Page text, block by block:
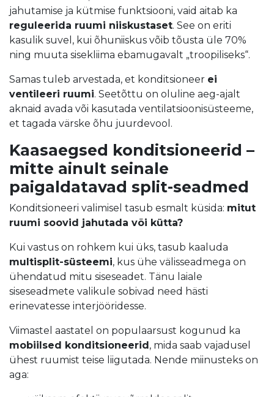
jahutamise ja kütmise funktsiooni, vaid aitab ka
reguleerida ruumi niiskustaset. See on eriti
kasulik suvel, kui õhuniiskus võib tõusta üle 70%
ning muuta sisekliima ebamugavalt „troopiliseks“.
Samas tuleb arvestada, et konditsioneer ei
ventileeri ruumi. Seetõttu on oluline aeg-ajalt
aknaid avada või kasutada ventilatsioonisüsteeme,
et tagada värske õhu juurdevool.
Kaasaegsed konditsioneerid –
mitte ainult seinale
paigaldatavad split-seadmed
Konditsioneeri valimisel tasub esmalt küsida: mitut
ruumi soovid jahutada või kütta?
Kui vastus on rohkem kui üks, tasub kaaluda
multisplit-süsteemi, kus ühe välisseadmega on
ühendatud mitu siseseadet. Tänu laiale
siseseadmete valikule sobivad need hästi
erinevatesse interjööridesse.
Viimastel aastatel on populaarsust kogunud ka
mobiilsed konditsioneerid , mida saab vajadusel
ühest ruumist teise liigutada. Nende miinusteks on
aga: